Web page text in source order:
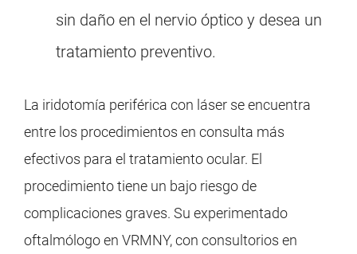
sin daño en el nervio óptico y desea un
tratamiento preventivo.
La iridotomía periférica con láser se encuentra
entre los procedimientos en consulta más
efectivos para el tratamiento ocular. El
procedimiento tiene un bajo riesgo de
complicaciones graves. Su experimentado
oftalmólogo en VRMNY, con consultorios en